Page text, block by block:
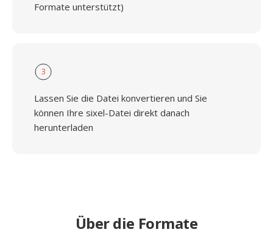
Formate unterstützt)
3
Lassen Sie die Datei konvertieren und Sie
können Ihre sixel-Datei direkt danach
herunterladen
Über die Formate